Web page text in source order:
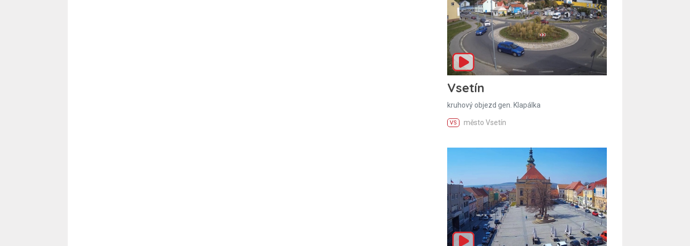
Vsetín
kruhový objezd gen. Klapálka
VS město Vsetín